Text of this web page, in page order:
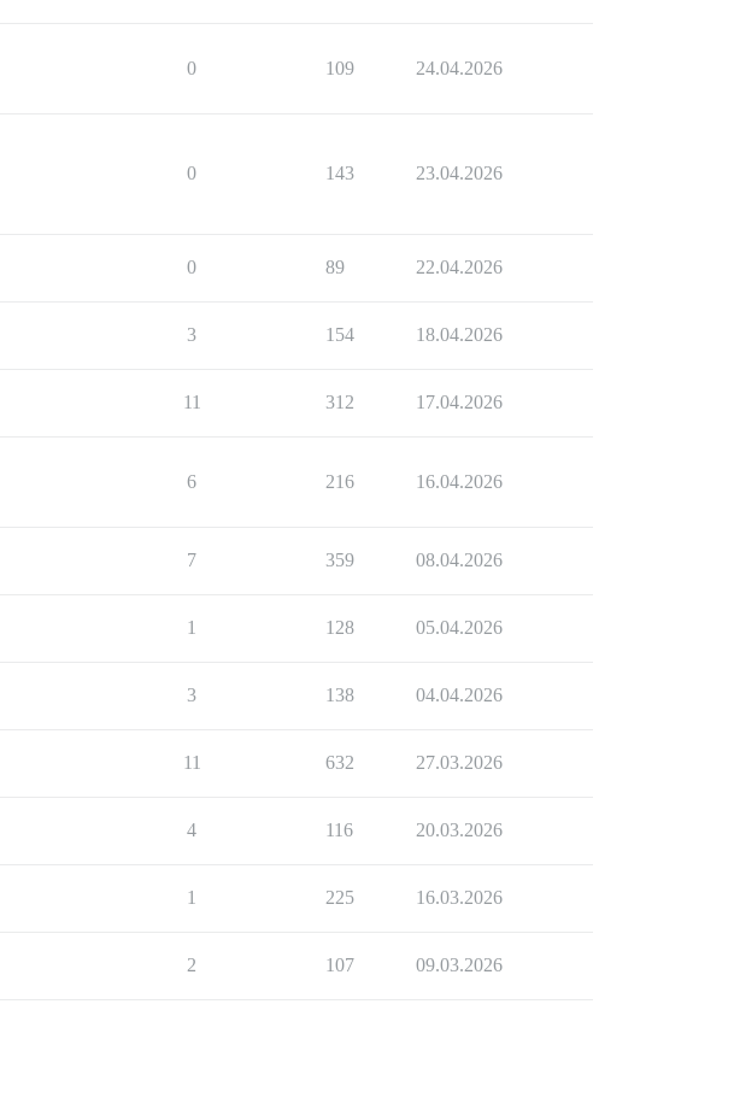
0 109 24.04.2026
0 143 23.04.2026
0 89 22.04.2026
3 154 18.04.2026
11 312 17.04.2026
6 216 16.04.2026
7 359 08.04.2026
1 128 05.04.2026
3 138 04.04.2026
11 632 27.03.2026
4 116 20.03.2026
1 225 16.03.2026
2 107 09.03.2026